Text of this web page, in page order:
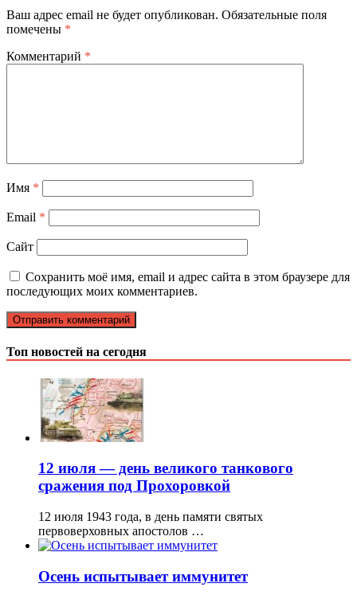
Ваш адрес email не будет опубликован. Обязательные поля
помечены *
Комментарий *
Имя *
Email *
Сайт
Сохранить моё имя, email и адрес сайта в этом браузере для
последующих моих комментариев.
Топ новостей на сегодня
12 июля — день великого танкового
сражения под Прохоровкой
12 июля 1943 года, в день памяти святых
первоверховных апостолов …
Осень испытывает иммунитет